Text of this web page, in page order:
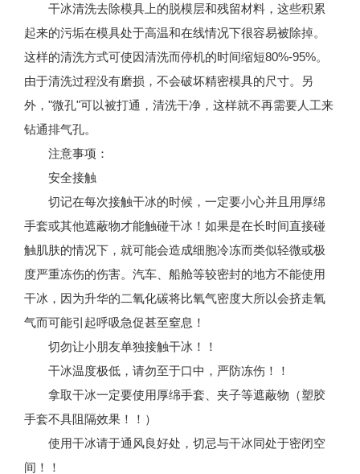
干冰清洗去除模具上的脱模层和残留材料，这些积累
起来的污垢在模具处于高温和在线情况下很容易被除掉。
这样的清洗方式可使因清洗而停机的时间缩短80%-95%。
由于清洗过程没有磨损，不会破坏精密模具的尺寸。另
外，"微孔"可以被打通，清洗干净，这样就不再需要人工来
钻通排气孔。
注意事项：
安全接触
切记在每次接触干冰的时候，一定要小心并且用厚绵
手套或其他遮蔽物才能触碰干冰！如果是在长时间直接碰
触肌肤的情况下，就可能会造成细胞冷冻而类似轻微或极
度严重冻伤的伤害。汽车、船舱等较密封的地方不能使用
干冰，因为升华的二氧化碳将比氧气密度大所以会挤走氧
气而可能引起呼吸急促甚至窒息！
切勿让小朋友单独接触干冰！！
干冰温度极低，请勿至于口中，严防冻伤！！
拿取干冰一定要使用厚绵手套、夹子等遮蔽物（塑胶
手套不具阻隔效果！！）
使用干冰请于通风良好处，切忌与干冰同处于密闭空
间！！